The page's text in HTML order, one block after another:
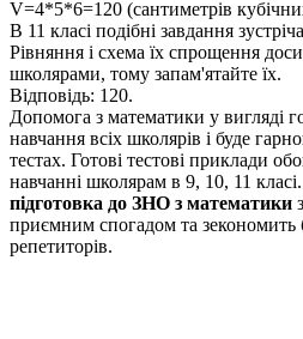
V=4*5*6=120 (сантиметрів
В 11 класі подібні завдання
Рівняння і схема їх спрощення
школярами, тому запам'ятайте їх.
Відповідь: 120.
Допомога з математики у вигляді
навчання всіх школярів і буде
тестах. Готові тестові приклади
навчанні школярам в 9, 10, 11
підготовка до ЗНО з математики
приємним спогадом та зекономить
репетиторів.